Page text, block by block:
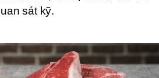
sát kỹ.